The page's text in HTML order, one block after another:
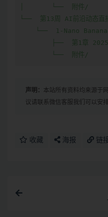
│       └──  附件/
└──  第13周 AI前沿动态直
└──  1-Nano Banana
├──  第1章
        └──  附件/
声明： 本站所有资料均来源于
议请联系微信客服我们可以安排
收藏 海报 链